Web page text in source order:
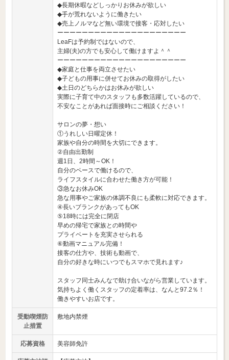
◆長期休暇などしっかりお休みが欲しい
◆手が荒れないように働きたい
◆売上ノルマなど無い環境で接客・応対したい
ーーーーーーーーーーーーーーーーーーーーー
LeaFは予約制ではないので、
主婦(夫)の方でも安心して働けますよ＾＾
ーーーーーーーーーーーーーーーーーーーーー
◆家庭と仕事を両立させたい
◆子どもの用事に併せてお休みの取得がしたい
◆土日のどちらかはお休みが欲しい
実際に子育て中のスタッフも多数活躍しているので、
不安なことがあれば面接時にご相談ください！
サロンの夢・想い
①うれしい日曜定休！
家族や自分の時間を大切にできます。
②自由出勤制
週1日、2時間～OK！
自分のペースで働けるので、
ライフスタイルに合わせた働き方が可能！
③急なお休みOK
急な用事やご家族の体調不良にも柔軟に対応できます。
④長いブランクがあってもOK
⑤18時には完全に閉店
早めの帰宅で家族との時間や
プライベートを充実させられる
⑥動画マニュアル完備！
接客の仕方や、技術も動画で、
自分の好きな時にいつでもスマホで見れます♪
スタッフ同士みんなで助け合いながら営業しています。
気持ちよく働くスタッフの定着率は、なんと97.2％！
働きやすいお店です。
受動喫煙防
止措置
敷地内禁煙
応募資格 美容師免許